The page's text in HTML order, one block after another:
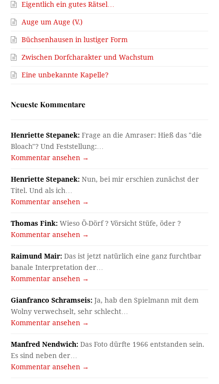
Eigentlich ein gutes Rätsel…
Auge um Auge (V.)
Büchsenhausen in lustiger Form
Zwischen Dorfcharakter und Wachstum
Eine unbekannte Kapelle?
Neueste Kommentare
Henriette Stepanek: Frage an die Amraser: Hieß das "die
Bloach"? Und Feststellung:…
Kommentar ansehen →
Henriette Stepanek: Nun, bei mir erschien zunächst der
Titel. Und als ich…
Kommentar ansehen →
Thomas Fink: Wieso Ö-Dörf ? Vörsicht Stüfe, öder ?
Kommentar ansehen →
Raimund Mair: Das ist jetzt natürlich eine ganz furchtbar
banale Interpretation der…
Kommentar ansehen →
Gianfranco Schramseis: Ja, hab den Spielmann mit dem
Wolny verwechselt, sehr schlecht…
Kommentar ansehen →
Manfred Nendwich: Das Foto dürfte 1966 entstanden sein.
Es sind neben der…
Kommentar ansehen →